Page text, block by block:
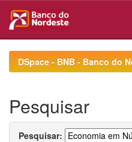
navigationDSpace - BNB - Banco do
Pesquisar
Pesquisar: